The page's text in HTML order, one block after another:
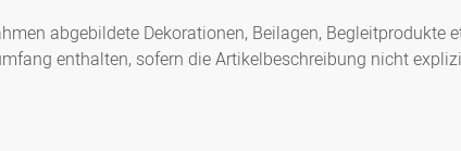
abgebildete Dekorationen, Beilagen, Begleitprodukte
enthalten, sofern die Artikelbeschreibung nicht